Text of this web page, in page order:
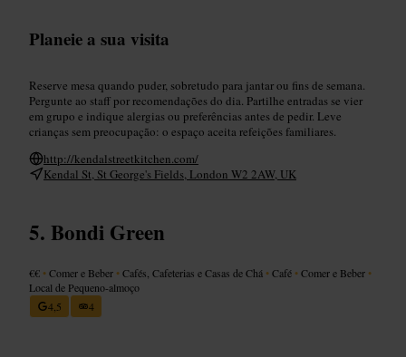
Planeie a sua visita
Reserve mesa quando puder, sobretudo para jantar ou fins de semana.
Pergunte ao staff por recomendações do dia. Partilhe entradas se vier
em grupo e indique alergias ou preferências antes de pedir. Leve
crianças sem preocupação: o espaço aceita refeições familiares.
http://kendalstreetkitchen.com/
Kendal St, St George's Fields, London W2 2AW, UK
Bondi Green
€€ •Comer e Beber •Cafés, Cafeterias e Casas de Chá •Café •Comer e Beber •
Local de Pequeno-almoço
4,5
4